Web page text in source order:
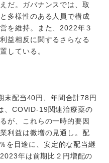
だ。ガバナンスでは、取
多様性のある人員で構成
を維持。また、2022年３
益相反に関するさらなる
している。
末配当40円、年間合計78円
、COVID-19関連治療薬の
が、これらの一時的要因
利益は微増の見通し。配
を目途に、安定的な配当継
年は前期比２円増配の